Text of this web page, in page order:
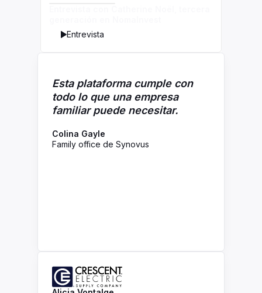
Entrevista
Esta plataforma cumple con
todo lo que una empresa
familiar puede necesitar.
Colina Gayle
Family office de Synovus